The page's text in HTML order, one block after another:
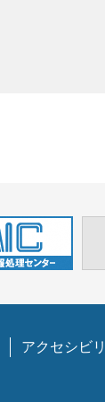
アクセシビ